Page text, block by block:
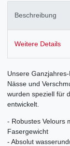
Beschreibung
Weitere Details
Unsere
Nässe und
wurden speziell für
entwickelt.
- Robustes Velours
Fasergewicht
- Absolut